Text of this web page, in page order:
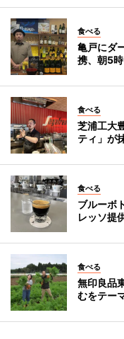
食べる
亀戸にダ
携、朝5
食べる
芝浦工大
ティ」が
食べる
ブルーボ
レッソ提
食べる
無印良品
むをテー